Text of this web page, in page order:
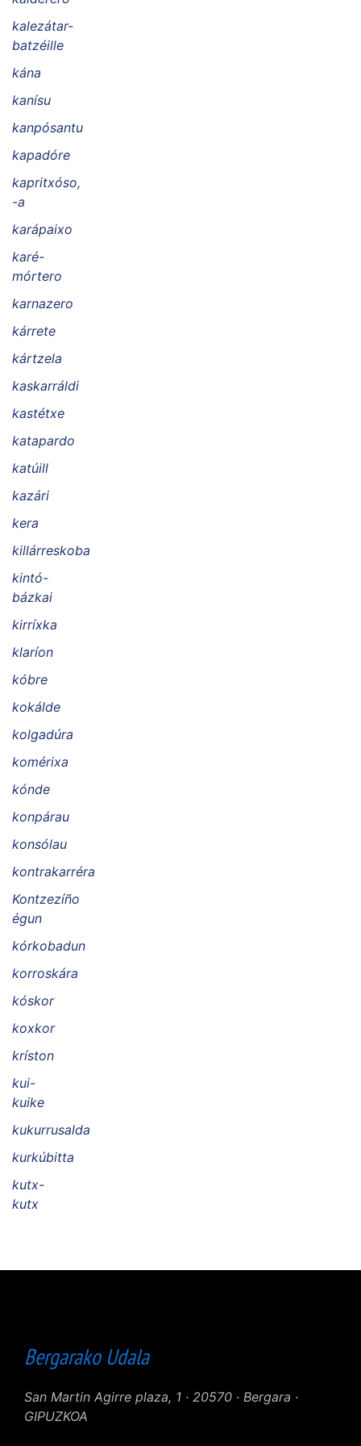
kalezátar-
batzéille
kána
kanísu
kanpósantu
kapadóre
kapritxóso,
-a
karápaixo
karé-
mórtero
karnazero
kárrete
kártzela
kaskarráldi
kastétxe
katapardo
katúill
kazári
kera
killárreskoba
kintó-
bázkai
kirríxka
klaríon
kóbre
kokálde
kolgadúra
komérixa
kónde
konpárau
konsólau
kontrakarréra
Kontzezíño
égun
kórkobadun
korroskára
kóskor
koxkor
kríston
kui-
kuike
kukurrusalda
kurkúbitta
kutx-
kutx
Bergarako Udala
San Martin Agirre plaza, 1 · 20570 · Bergara ·
GIPUZKOA